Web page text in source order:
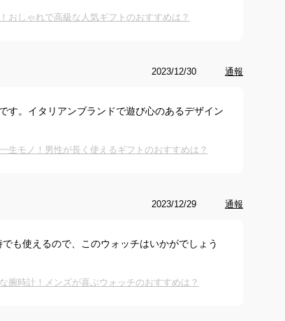
おしゃれで高級な人気ギフトのおすすめは？
2023/12/30 通報
す。イタリアンブランドで遊び心のあるデザイン
生モノ！男性が長く使えるギフトのおすすめは？
2023/12/29 通報
も使えるので、このウォッチはいかがでしょう
腕時計！メンズが喜ぶウォッチのおすすめは？